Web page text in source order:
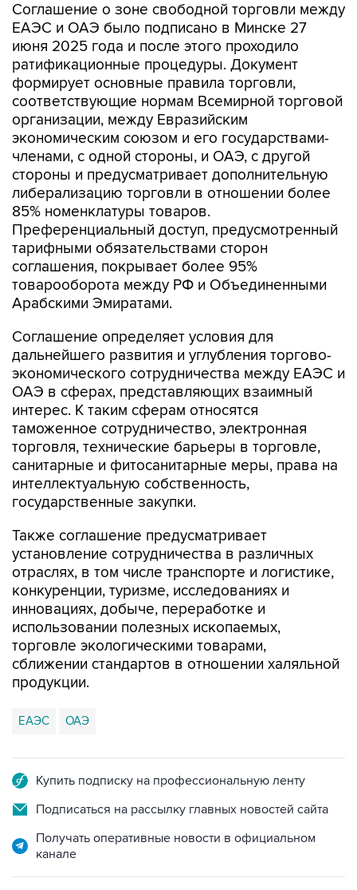
Соглашение о зоне свободной торговли между
ЕАЭС и ОАЭ было подписано в Минске 27
июня 2025 года и после этого проходило
ратификационные процедуры. Документ
формирует основные правила торговли,
соответствующие нормам Всемирной торговой
организации, между Евразийским
экономическим союзом и его государствами-
членами, с одной стороны, и ОАЭ, с другой
стороны и предусматривает дополнительную
либерализацию торговли в отношении более
85% номенклатуры товаров.
Преференциальный доступ, предусмотренный
тарифными обязательствами сторон
соглашения, покрывает более 95%
товарооборота между РФ и Объединенными
Арабскими Эмиратами.
Соглашение определяет условия для
дальнейшего развития и углубления торгово-
экономического сотрудничества между ЕАЭС и
ОАЭ в сферах, представляющих взаимный
интерес. К таким сферам относятся
таможенное сотрудничество, электронная
торговля, технические барьеры в торговле,
санитарные и фитосанитарные меры, права на
интеллектуальную собственность,
государственные закупки.
Также соглашение предусматривает
установление сотрудничества в различных
отраслях, в том числе транспорте и логистике,
конкуренции, туризме, исследованиях и
инновациях, добыче, переработке и
использовании полезных ископаемых,
торговле экологическими товарами,
сближении стандартов в отношении халяльной
продукции.
ЕАЭС ОАЭ
Купить подписку на профессиональную ленту
Подписаться на рассылку главных новостей сайта
Получать оперативные новости в официальном
канале